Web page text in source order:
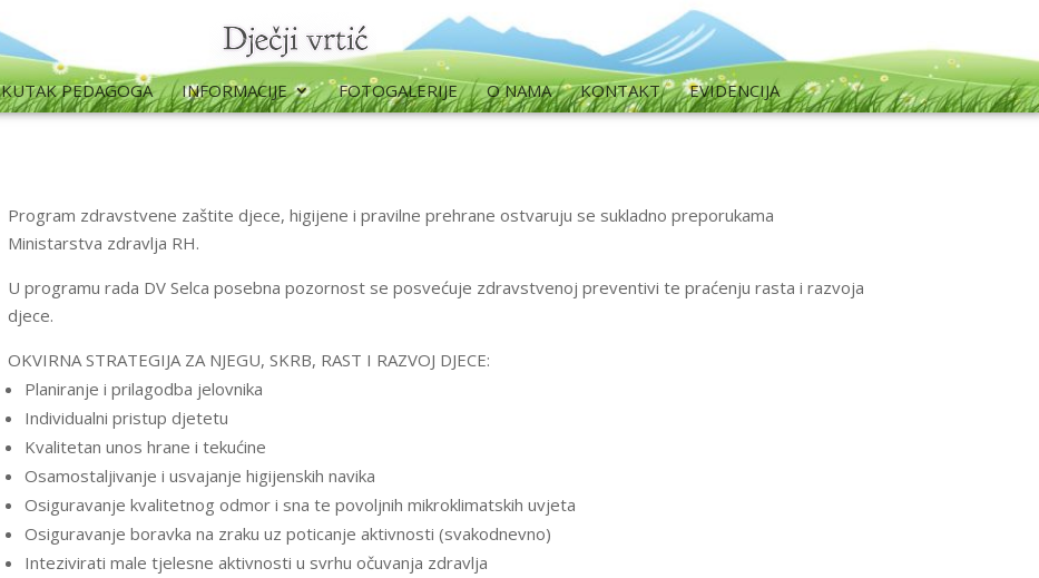
KUTAK PEDAGOGA INFORMACIJE FOTOGALERIJE O NAMA KONTAKT EVIDENCIJA
Program zdravstvene zaštite djece, higijene i pravilne prehrane ostvaruju se sukladno preporukama
Ministarstva zdravlja RH.
U programu rada DV Selca posebna pozornost se posvećuje zdravstvenoj preventivi te praćenju rasta i razvoja
djece.
OKVIRNA STRATEGIJA ZA NJEGU, SKRB, RAST I RAZVOJ DJECE:
Planiranje i prilagodba jelovnika
Individualni pristup djetetu
Kvalitetan unos hrane i tekućine
Osamostaljivanje i usvajanje higijenskih navika
Osiguravanje kvalitetnog odmor i sna te povoljnih mikroklimatskih uvjeta
Osiguravanje boravka na zraku uz poticanje aktivnosti (svakodnevno)
Intezivirati male tjelesne aktivnosti u svrhu očuvanja zdravlja